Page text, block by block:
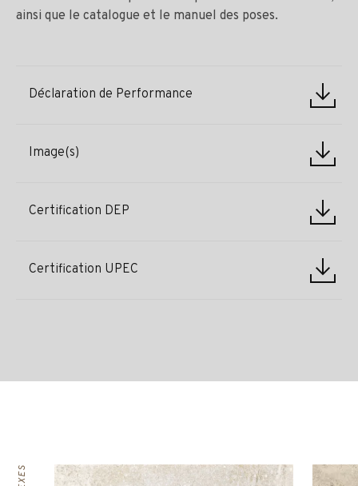
ainsi que le catalogue et le manuel des poses.
Déclaration de Performance
Image(s)
Certification DEP
Certification UPEC